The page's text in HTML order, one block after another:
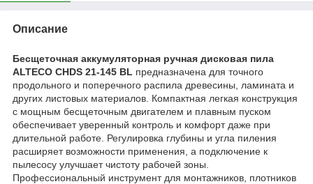
Описание
Бесщеточная аккумуляторная ручная дисковая пила
ALTECO CHDS 21-145 BL предназначена для точного
продольного и поперечного распила древесины, ламината и
других листовых материалов. Компактная легкая конструкция
с мощным бесщеточным двигателем и плавным пуском
обеспечивает уверенный контроль и комфорт даже при
длительной работе. Регулировка глубины и угла пиления
расширяет возможности применения, а подключение к
пылесосу улучшает чистоту рабочей зоны.
Профессиональный инструмент для монтажников, плотников